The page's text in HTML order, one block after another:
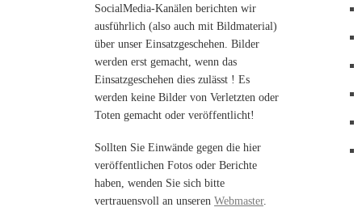
SocialMedia-Kanälen berichten wir
ausführlich (also auch mit Bildmaterial)
über unser Einsatzgeschehen. Bilder
werden erst gemacht, wenn das
Einsatzgeschehen dies zulässt ! Es
werden keine Bilder von Verletzten oder
Toten gemacht oder veröffentlicht!
Sollten Sie Einwände gegen die hier
veröffentlichen Fotos oder Berichte
haben, wenden Sie sich bitte
vertrauensvoll an unseren Webmaster.